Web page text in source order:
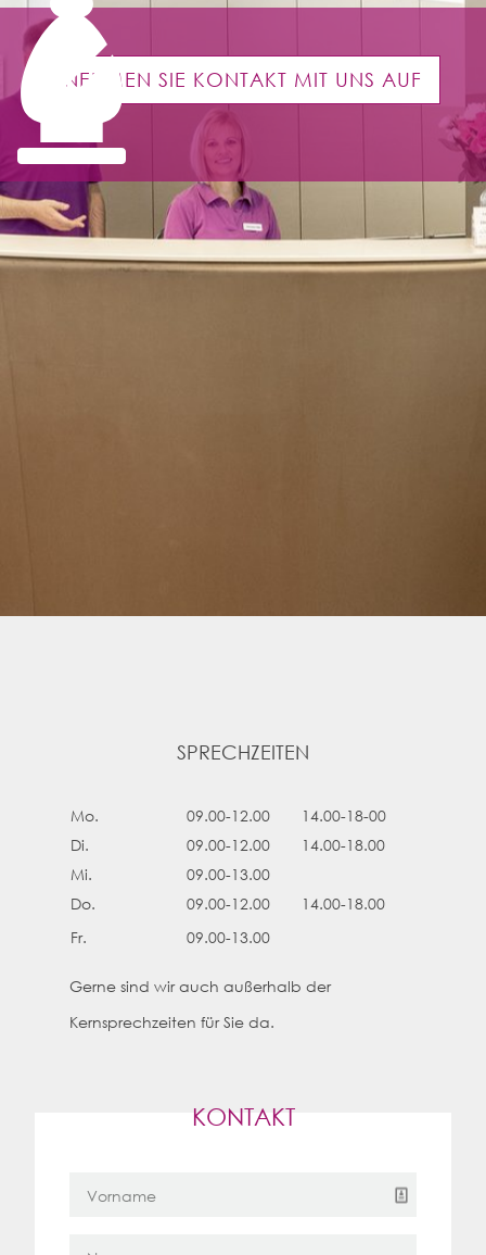
DR. ANJA SEUBERT
LEISTUNGEN
KINDER
BEHANDLUNG BEI ZAHNARZTANGST
SCHÖNE ZÄHNE
ZAHNFEHLSTELLUNGSKORREKTUREN
ERWACHSENENPROPHYLAXE
PARODONTITIS
KARRIERE
NEHMEN SIE KONTAKT MIT UNS AUF
SPRECHZEITEN
Mo. 09.00-12.00
14.00-18-00
Di.
09.00-12.00
14.00-18.00
Mi.
09.00-13.00
Do.
09.00-12.00
14.00-18.00
Fr.
09.00-13.00
Gerne sind wir auch außerhalb der
Kernsprechzeiten für Sie da.
KONTAKT